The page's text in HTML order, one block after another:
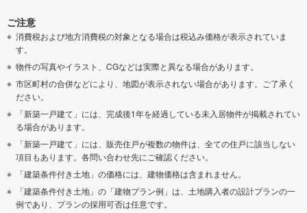
ご注意
消費税および地方消費税の対象となる場合は税込み価格が表示されていま
す。
物件の写真やイラスト、CGなどは実際と異なる場合があります。
市区町村の合併などにより、地図が表示されない場合があります。ご了承く
ださい。
「新築一戸建て」には、完成後1年を経過している未入居物件が掲載されてい
る場合があります。
「新築一戸建て」には、販売住戸が複数の物件は、全ての住戸に該当しない
項目もあります。各問い合わせ先にご確認ください。
「建築条件付き土地」の価格には、建物価格は含まれません。
「建築条件付き土地」の「建物プラン例」は、土地購入者の設計プランの一
例であり、プランの採用可否は任意です。